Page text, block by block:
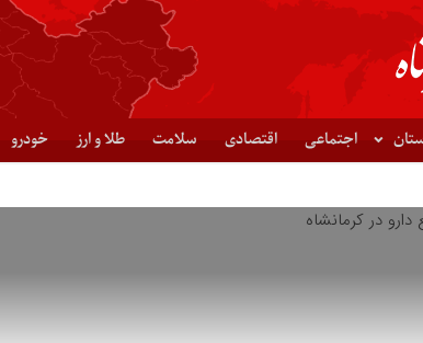
اجتماعی اقتصادی سلامت طلا و ارز خودرو